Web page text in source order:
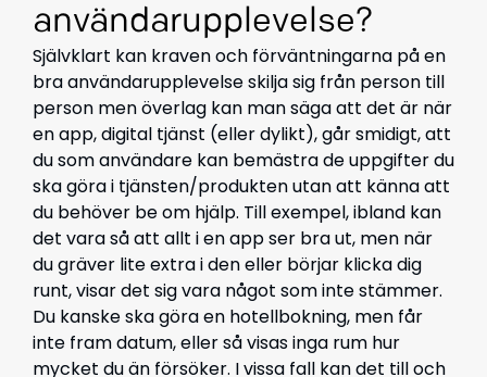
användarupplevelse?
Självklart kan kraven och förväntningarna på en
bra användarupplevelse skilja sig från person till
person men överlag kan man säga att det är när
en app, digital tjänst (eller dylikt), går smidigt, att
du som användare kan bemästra de uppgifter du
ska göra i tjänsten/produkten utan att känna att
du behöver be om hjälp. Till exempel, ibland kan
det vara så att allt i en app ser bra ut, men när
du gräver lite extra i den eller börjar klicka dig
runt, visar det sig vara något som inte stämmer.
Du kanske ska göra en hotellbokning, men får
inte fram datum, eller så visas inga rum hur
mycket du än försöker. I vissa fall kan det till och